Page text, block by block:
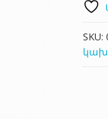
SKU: